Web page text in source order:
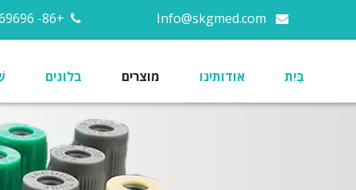

+86- 13676669696 
Info@skgmed.com
בַּיִת אודותינו מוצרים בלוגים